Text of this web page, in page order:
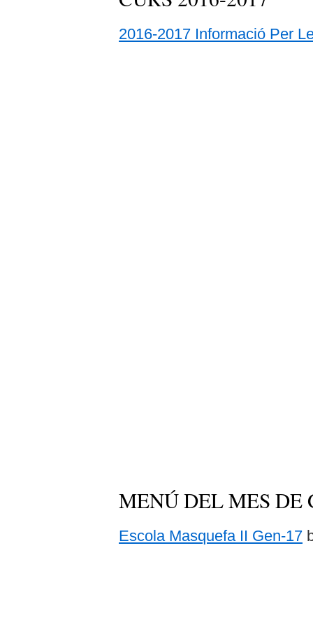
2016-2017 Informació Per
MENÚ DEL MES DE
Escola Masquefa II Gen-17